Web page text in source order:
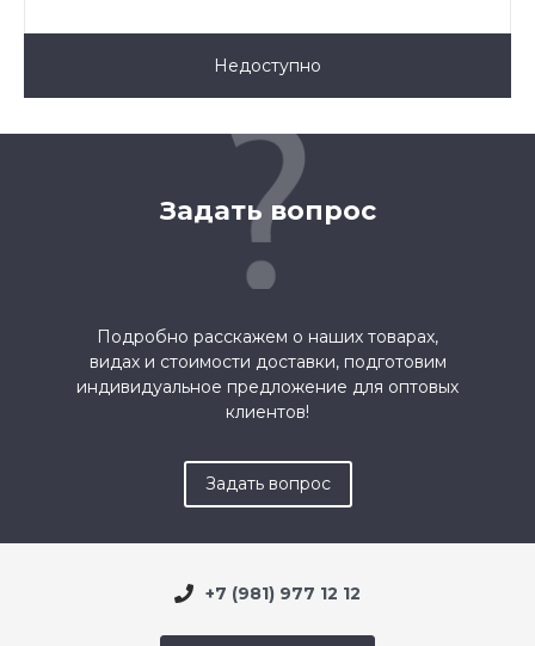
Недоступно
Задать вопрос
Подробно расскажем о наших товарах,
видах и стоимости доставки, подготовим
индивидуальное предложение для оптовых
клиентов!
Задать вопрос
+7 (981) 977 12 12